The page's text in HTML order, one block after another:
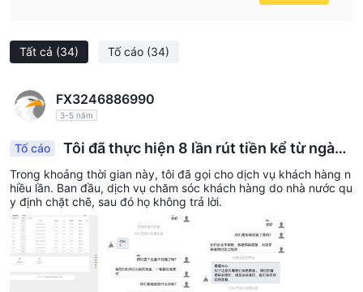
Tất cả (34) Tố cáo (34)
FX3246886990
3-5 năm
Tố cáo
Tôi đã thực hiện 8 lần rút tiền kể từ ngày
28/2 với số tiền là 7.600 USD, đến ngày 17/5 vẫn
chưa nhận được.
Trong khoảng thời gian này, tôi đã gọi cho dịch vụ khách hàng n
hiều lần. Ban đầu, dịch vụ chăm sóc khách hàng do nhà nước qu
y định chặt chẽ, sau đó họ không trả lời.